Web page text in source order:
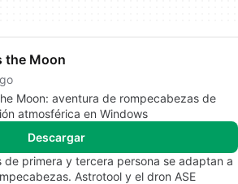
the Moon
Moon: aventura de rompecabezas de
atmosférica en Windows
Descargar
de primera y tercera persona se adaptan a
Astrotool y el dron ASE